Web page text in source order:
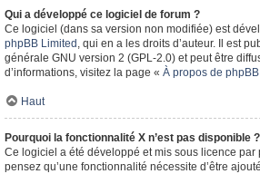
Qui a développé ce logiciel de forum ?
Ce logiciel (dans sa version non modifiée) est
phpBB Limited , qui en a les droits d’auteur. Il est
générale GNU version 2 (GPL-2.0) et peut être
d’informations, visitez la page « À propos de phpBB
Haut
Pourquoi la fonctionnalité X n’est pas disponible ?
Ce logiciel a été développé et mis sous licence par
pensez qu’une fonctionnalité nécessite d’être